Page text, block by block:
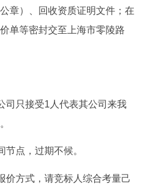
章）、回收资质证明文件 ；在
单等密封交至上海市零陵路
司只接受1人代表其公司来我
点，过期不候。
价方式，请竞标人综合考量己